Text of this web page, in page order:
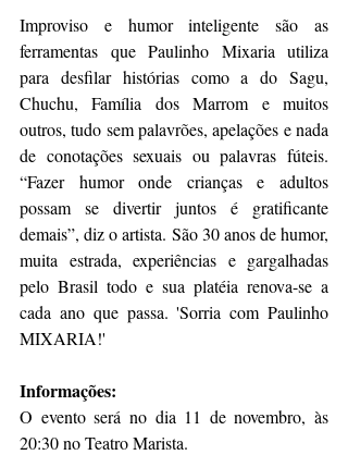
Improviso e humor inteligente são as
ferramentas que Paulinho Mixaria utiliza
para desfilar histórias como a do Sagu,
Chuchu, Família dos Marrom e muitos
outros, tudo sem palavrões, apelações e nada
de conotações sexuais ou palavras fúteis.
“Fazer humor onde crianças e adultos
possam se divertir juntos é gratificante
demais”, diz o artista. São 30 anos de humor,
muita estrada, experiências e gargalhadas
pelo Brasil todo e sua platéia renova-se a
cada ano que passa. 'Sorria com Paulinho
MIXARIA!'
Informações:
O evento será no dia 11 de novembro, às
20:30 no Teatro Marista.